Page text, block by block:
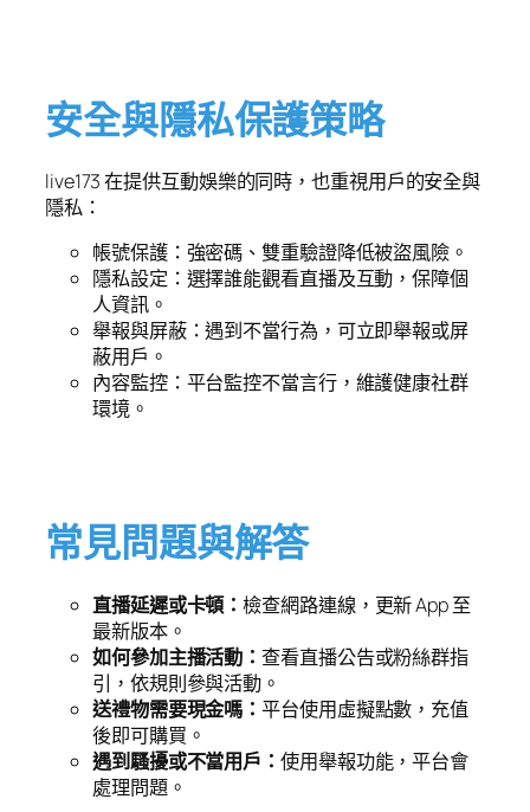
安全與隱私保護策略
live173 在提供互動娛樂的同時，也重視用戶的安全與
隱私：
帳號保護：強密碼、雙重驗證降低被盜風險。
隱私設定：選擇誰能觀看直播及互動，保障個
人資訊。
舉報與屏蔽：遇到不當行為，可立即舉報或屏
蔽用戶。
內容監控：平台監控不當言行，維護健康社群
環境。
常見問題與解答
直播延遲或卡頓：檢查網路連線，更新 App 至
最新版本。
如何參加主播活動： 查看直播公告或粉絲群指
引，依規則參與活動。
送禮物需要現金嗎：平台使用虛擬點數，充值
後即可購買。
遇到騷擾或不當用戶： 使用舉報功能，平台會
處理問題。